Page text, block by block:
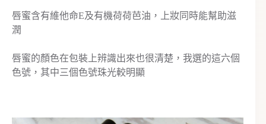
唇蜜含有維他命E及有機荷荷芭油，上妝同時能幫助滋
潤
唇蜜的顏色在包裝上辨識出來也很清楚，我選的這六個
色號，其中三個色號珠光較明顯